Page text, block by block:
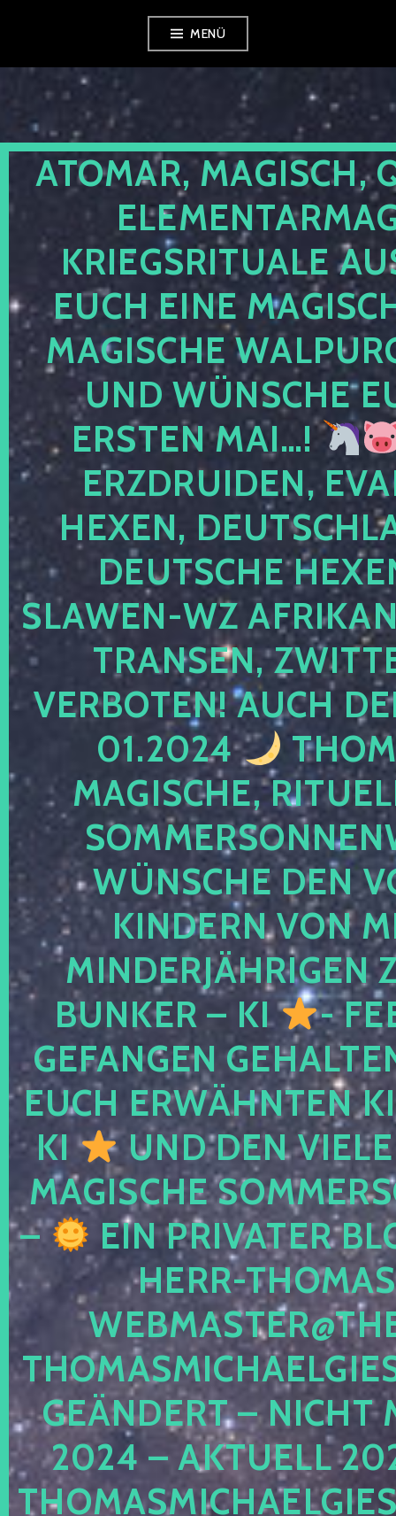
springen
MENÜ
ATOMAR, MAGISCH,
KRIEGSRITUALE
EUCH EINE
MAGISCHE
UND WÜNSCHE
ERSTEN MAI…!
ERZDRUIDEN,
HEXEN,
DEUTSCHE
SLAWEN-WZ
TRANSEN,
VERBOTEN! AUCH
01.2024
MAGISCHE,
WÜNSCHE DEN
KINDERN VON
MINDERJÄHRIGEN
BUNKER – KI
-
GEFANGEN
EUCH ERWÄHNTEN
KI
UND DEN
MAGISCHE
–
EIN PRIVATER
HERR-
GEÄNDERT – NICHT
2024 – AKTUELL